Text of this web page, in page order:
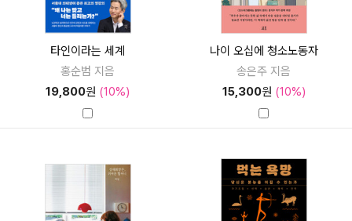
타인이라는 세계
홍순범 지음
19,800원 (10%)
나이 오십에 청소노동자
송은주 지음
15,300원 (10%)